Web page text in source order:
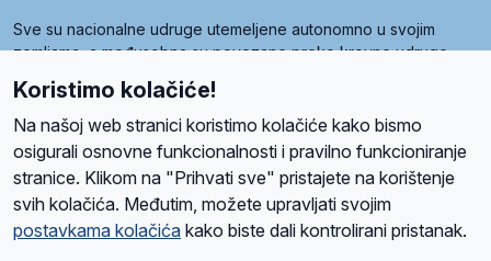
Sve su nacionalne udruge utemeljene autonomno u svojim
zemljama, a međusobna su povezane preko krovne udruge
Radio Maria). Svjetsku obitelj utemeljilo je sedam članica, među
kojima je i hrvatska Udruga Radio Marija.
O namaRadio ProgramVolonteriPrijateljiKontaktPravila privatnosti
Koristimo kolačiće!
Na našoj web stranici koristimo kolačiće kako bismo
osigurali osnovne funkcionalnosti i pravilno funkcioniranje
stranice. Klikom na "Prihvati sve" pristajete na korištenje
svih kolačića. Međutim, možete upravljati svojim
postavkama kolačića kako biste dali kontrolirani pristanak.